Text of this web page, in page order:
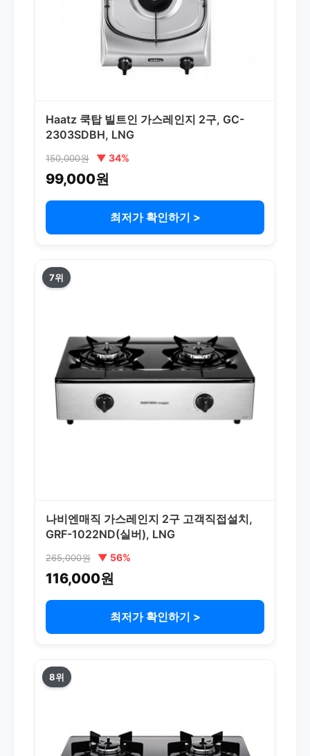
Haatz 쿡탑 빌트인 가스레인지 2구, GC-
2303SDBH, LNG
150,000원 ▼ 34%
99,000원
최저가 확인하기 >
7위
나비엔매직 가스레인지 2구 고객직접설치,
GRF-1022ND(실버), LNG
265,000원 ▼ 56%
116,000원
최저가 확인하기 >
8위